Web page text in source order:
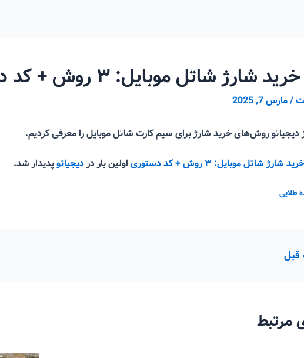
شاتل موبایل: ۳ روش + کد دستوری
/مارس 7, 2025
دیجیاتو روش‌های خرید شارژ برای سیم کارت شاتل موبایل را معرفی کردیم.
شاتل موبایل: ۳ روش + کد دستوری اولین بار دردیجیاتوپدیدار شد.
طلایی
قبل
مرتبط